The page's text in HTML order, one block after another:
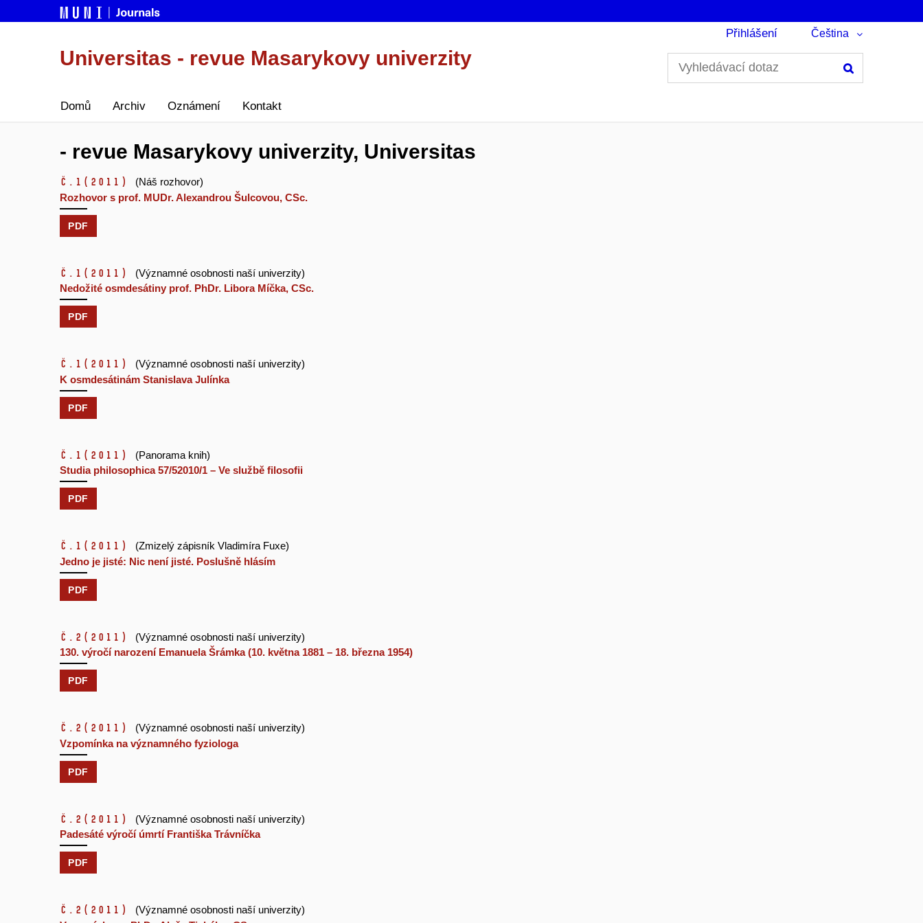
Universitas - revue Masarykovy univerzity
Přihlášení Čeština
Domů Archiv Oznámení Kontakt
- revue Masarykovy univerzity, Universitas
č.1 (2011)
(Náš rozhovor)
Rozhovor s prof. MUDr. Alexandrou Šulcovou, CSc.
PDF
č.1 (2011)
(Významné osobnosti naší univerzity)
Nedožité osmdesátiny prof. PhDr. Libora Míčka, CSc.
PDF
č.1 (2011)
(Významné osobnosti naší univerzity)
K osmdesátinám Stanislava Julínka
PDF
č.1 (2011)
(Panorama knih)
Studia philosophica 57/52010/1 – Ve službě filosofii
PDF
č.1 (2011)
(Zmizelý zápisník Vladimíra Fuxe)
Jedno je jisté: Nic není jisté. Poslušně hlásím
PDF
č.2 (2011)
(Významné osobnosti naší univerzity)
130. výročí narození Emanuela Šrámka (10. května 1881 – 18. března 1954)
PDF
č.2 (2011)
(Významné osobnosti naší univerzity)
Vzpomínka na významného fyziologa
PDF
č.2 (2011)
(Významné osobnosti naší univerzity)
Padesáté výročí úmrtí Františka Trávníčka
PDF
č.2 (2011)
(Významné osobnosti naší univerzity)